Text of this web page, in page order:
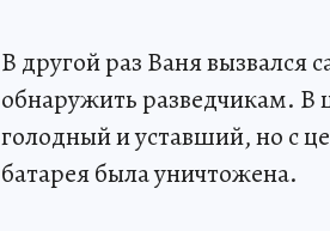
В другой раз Ваня вызвался
обнаружить разведчикам. В
голодный и уставший, но с
батарея была уничтожена.